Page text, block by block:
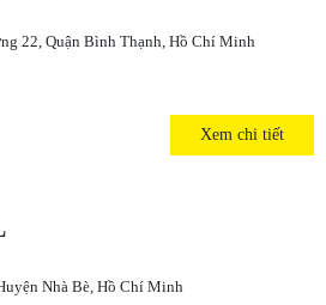
22, Quận Bình Thạnh, Hồ Chí Minh
Xem chi tiết
Nhà Bè, Hồ Chí Minh